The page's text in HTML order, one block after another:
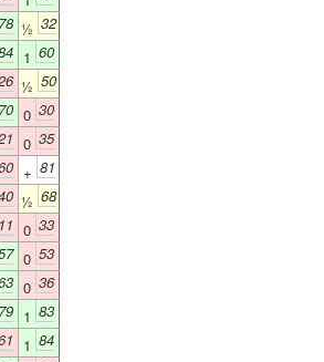
78 ½ 32
1 60
½ 50
70 0 30
0 35
+ 81
½ 68
11 0 33
0 53
0 36
79 1 83
1 84